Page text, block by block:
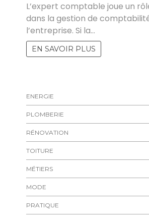
L’expert comptable joue un
dans la gestion de
l’entreprise. Si la…
EN SAVOIR PLUS
ENERGIE
PLOMBERIE
RÉNOVATION
TOITURE
MÉTIERS
MODE
PRATIQUE